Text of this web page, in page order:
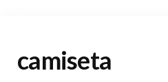
camiseta